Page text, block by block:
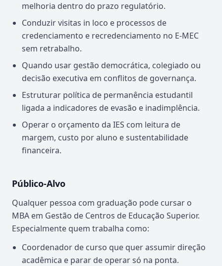
melhoria dentro do prazo regulatório.
Conduzir visitas in loco e processos de
credenciamento e recredenciamento no E-MEC
sem retrabalho.
Quando usar gestão democrática, colegiado ou
decisão executiva em conflitos de governança.
Estruturar política de permanência estudantil
ligada a indicadores de evasão e inadimplência.
Operar o orçamento da IES com leitura de
margem, custo por aluno e sustentabilidade
financeira.
Público-Alvo
Qualquer pessoa com graduação pode cursar o
MBA em Gestão de Centros de Educação Superior.
Especialmente quem trabalha como:
Coordenador de curso que quer assumir direção
acadêmica e parar de operar só na ponta.